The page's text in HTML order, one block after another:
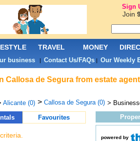
de Segura from estate
Alicante (0) > Callosa de Segura (0) >
Favourites
powered by
TRAVEL MONEY
business| Contact Us/FAQs| Our Weekly
Sign
Join